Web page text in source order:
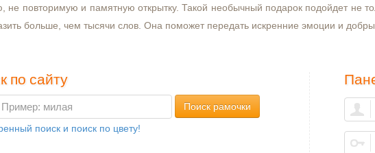
не повторимую и памятную открытку. Такой необычный подарок подойдет не
больше, чем тысячи слов. Она поможет передать искренние эмоции и
по сайту
Поиск рамочки
поиск и поиск по цвету!